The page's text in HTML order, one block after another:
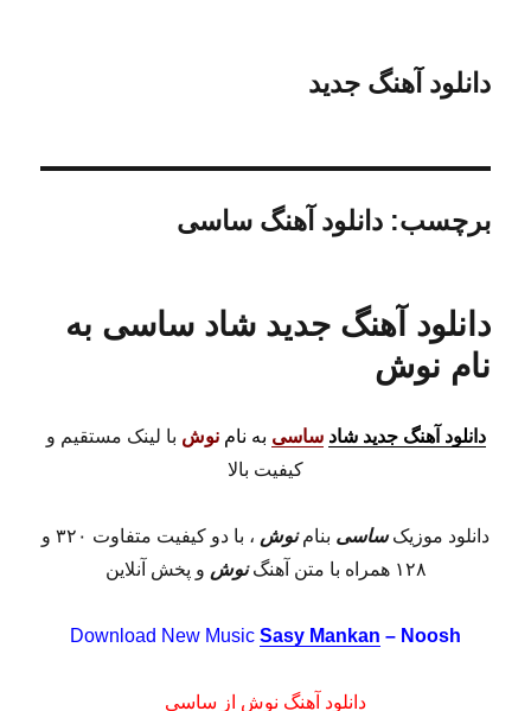
دانلود آهنگ جدید
برچسب:دانلود آهنگ ساسی
دانلود آهنگ جدید شاد ساسی به
نام نوش
دانلود آهنگ جدید شاد ساسی به نامنوش با لینک مستقیم و
کیفیت بالا
دانلود موزیکساسی بنامنوش
، با دو کیفیت متفاوت ۳۲۰ و
۱۲۸ همراه با متن آهنگ
نوش و پخش آنلاین
Download New Music Sasy Mankan – Noosh
دانلود آهنگ نوش از ساسی